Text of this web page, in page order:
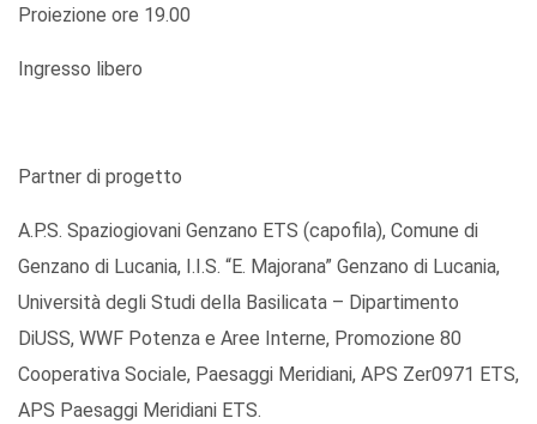
Proiezione ore 19.00
Ingresso libero
Partner di progetto
A.P.S. Spaziogiovani Genzano ETS (capofila), Comune di
Genzano di Lucania, I.I.S. “E. Majorana” Genzano di Lucania,
Università degli Studi della Basilicata – Dipartimento
DiUSS, WWF Potenza e Aree Interne, Promozione 80
Cooperativa Sociale, Paesaggi Meridiani, APS Zer0971 ETS,
APS Paesaggi Meridiani ETS.